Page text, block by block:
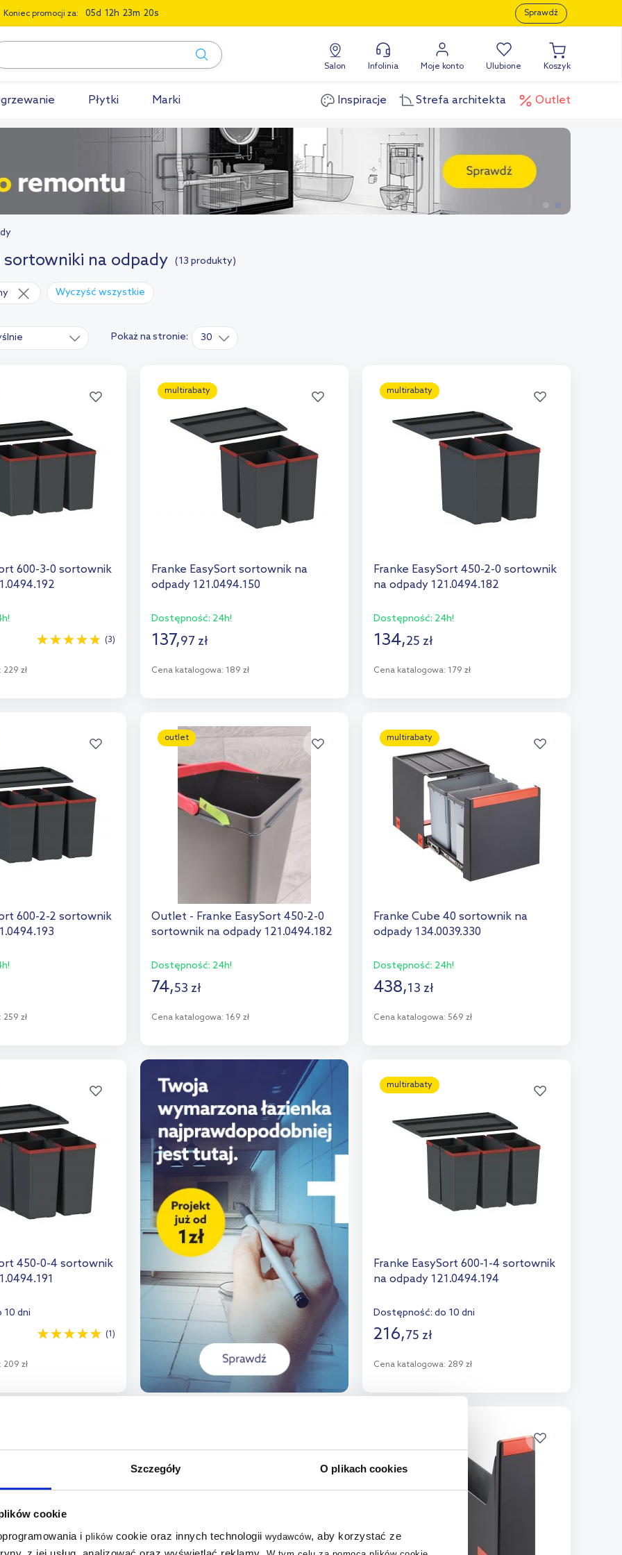
Szczegóły O plikach cookies
cookie
i plikówcookie oraz innych technologii wydawców, aby korzystać ze
Koniec promocji za: 05 12 23 19 Sprawdź
Salon Infolinia Moje konto Ulubione Koszyk
Płytki Marki Inspiracje Strefa architekta Outlet
sortowniki na odpady (13 produkty)
Wyczyść wszystkie
Pokaż na stronie: 30
600-3-0 sortownik
229 zł
(3)
do porównania
multirabaty
Franke EasySort sortownik na
odpady 121.0494.150
Dostępność: 24h!
137,97zł
Cena katalogowa: 189 zł
Dodaj do porównania
multirabaty
Franke EasySort 450-2-0 sortownik
na odpady 121.0494.182
Dostępność: 24h!
134,25 zł
Cena katalogowa: 179 zł
Dodaj do porównania
600-2-2 sortownik
259 zł
do porównania
outlet
Outlet - Franke EasySort 450-2-0
sortownik na odpady 121.0494.182
Dostępność: 24h!
74,53 zł
Cena katalogowa: 169 zł
Dodaj do porównania
multirabaty
Franke Cube 40 sortownik na
odpady 134.0039.330
Dostępność: 24h!
438,13 zł
Cena katalogowa: 569 zł
Dodaj do porównania
450-0-4 sortownik
10 dni
209 zł
(1)
koszyka
multirabaty
Franke EasySort 600-1-4 sortownik
na odpady 121.0494.194
Dostępność: do 10 dni
216,75 zł
Cena katalogowa: 289 zł
Do koszyka